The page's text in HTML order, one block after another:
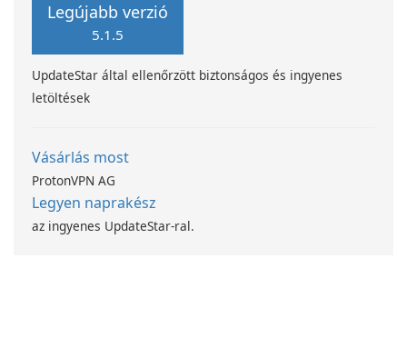
Legújabb verzió
5.1.5
UpdateStar által ellenőrzött biztonságos és ingyenes
letöltések
Vásárlás most
ProtonVPN AG
Legyen naprakész
az ingyenes UpdateStar-ral.